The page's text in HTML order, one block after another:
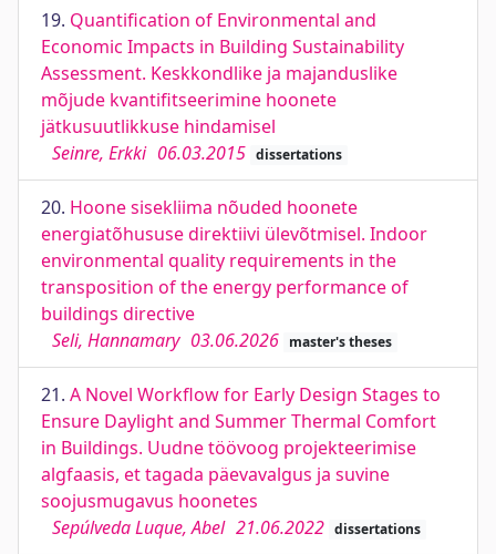
19. Quantification of Environmental and
Economic Impacts in Building Sustainability
Assessment. Keskkondlike ja majanduslike
mõjude kvantifitseerimine hoonete
jätkusuutlikkuse hindamisel
Seinre, Erkki 06.03.2015 dissertations
20. Hoone sisekliima nõuded hoonete
energiatõhususe direktiivi ülevõtmisel. Indoor
environmental quality requirements in the
transposition of the energy performance of
buildings directive
Seli, Hannamary 03.06.2026 master's theses
21. A Novel Workflow for Early Design Stages to
Ensure Daylight and Summer Thermal Comfort
in Buildings. Uudne töövoog projekteerimise
algfaasis, et tagada päevavalgus ja suvine
soojusmugavus hoonetes
Sepúlveda Luque, Abel 21.06.2022 dissertations